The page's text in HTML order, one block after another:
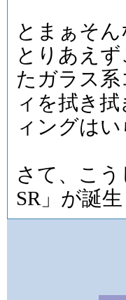
とまぁそ
とりあえ
たガラス
ィを拭き
ィングは
さて、こ
SR」が誕